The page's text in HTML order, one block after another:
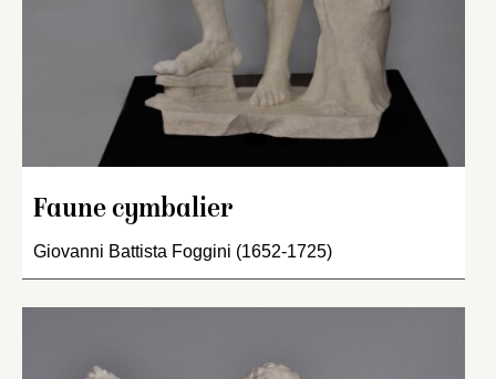
Faune cymbalier
Giovanni Battista Foggini (1652-1725)